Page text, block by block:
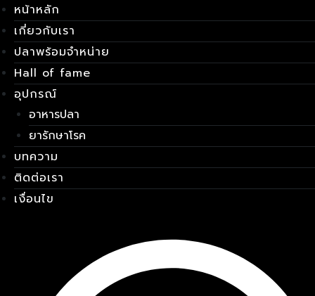
Skip
to
content
หน้าหลัก
เกี่ยวกับเรา
ปลาพร้อมจำหน่าย
Hall of fame
อุปกรณ์
อาหารปลา
ยารักษาโรค
บทความ
ติดต่อเรา
เงื่อนไข
เมนู